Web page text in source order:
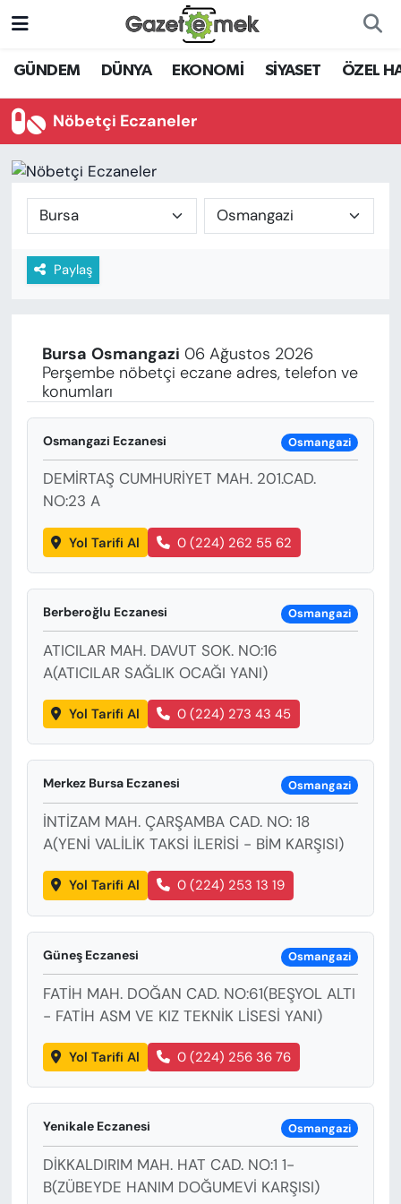
GÜNDEM DÜNYA EKONOMİ SİYASET ÖZEL
Nöbetçi Eczaneler
Paylaş
Bursa Osmangazi 06 Ağustos 2026
Perşembe nöbetçi eczane adres, telefon ve
konumları
Osmangazi Eczanesi Osmangazi
DEMİRTAŞ CUMHURİYET MAH. 201.CAD.
NO:23 A
Yol Tarifi Al 0 (224) 262 55 62
Berberoğlu Eczanesi Osmangazi
ATICILAR MAH. DAVUT SOK. NO:16
A(ATICILAR SAĞLIK OCAĞI YANI)
Yol Tarifi Al 0 (224) 273 43 45
Merkez Bursa Eczanesi Osmangazi
İNTİZAM MAH. ÇARŞAMBA CAD. NO: 18
A(YENİ VALİLİK TAKSİ İLERİSİ - BİM KARŞISI)
Yol Tarifi Al 0 (224) 253 13 19
Güneş Eczanesi Osmangazi
FATİH MAH. DOĞAN CAD. NO:61(BEŞYOL ALTI
- FATİH ASM VE KIZ TEKNİK LİSESİ YANI)
Yol Tarifi Al 0 (224) 256 36 76
Yenikale Eczanesi Osmangazi
DİKKALDIRIM MAH. HAT CAD. NO:1 1-
B(ZÜBEYDE HANIM DOĞUMEVİ KARŞISI)
DÜNYA
EKONOMİ
YENİ MEDYADA EMEK
GAZETECİLİĞİNİ GELİŞTİRMEK
FAYDALI BİLGİLER
EĞİTİM
SAĞLIK
SPOR
KÜLTÜR-SANAT
MAGAZİN
ÖZEL HABER
YAZAR KÖŞESİ
SİYASET
VAN VE DİYARBAKIR HABERLERİ
Nöbetçi Eczaneler
Hava Durumu
Trafik Durumu
Haber Arşivi